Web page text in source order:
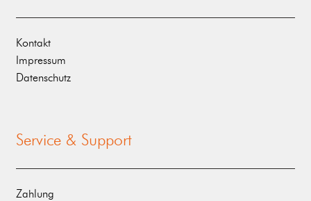
Kontakt
Impressum
Datenschutz
Service & Support
Zahlung